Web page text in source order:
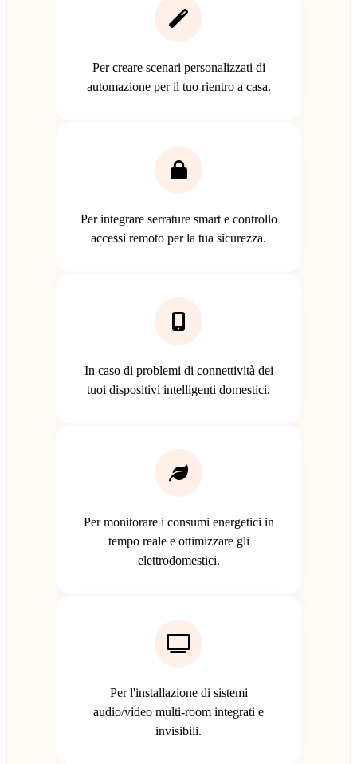
Per creare scenari personalizzati di
automazione per il tuo rientro a casa.
Per integrare serrature smart e controllo
accessi remoto per la tua sicurezza.
In caso di problemi di connettività dei
tuoi dispositivi intelligenti domestici.
Per monitorare i consumi energetici in
tempo reale e ottimizzare gli
elettrodomestici.
Per l'installazione di sistemi
audio/video multi-room integrati e
invisibili.